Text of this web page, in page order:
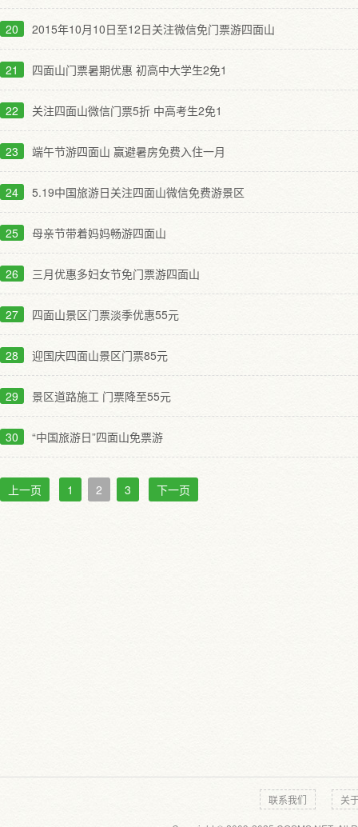
20 2015年10月10日至12日关注微信免门票游四面山
21 四面山门票暑期优惠 初高中大学生2免1
22 关注四面山微信门票5折 中高考生2免1
23 端午节游四面山 赢避暑房免费入住一月
24 5.19中国旅游日关注四面山微信免费游景区
25 母亲节带着妈妈畅游四面山
26 三月优惠多妇女节免门票游四面山
27 四面山景区门票淡季优惠55元
28 迎国庆四面山景区门票85元
29 景区道路施工 门票降至55元
30 “中国旅游日”四面山免票游
上一页 1 2 3 下一页
联系我们 关